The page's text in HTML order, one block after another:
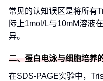
常见的认知误区是将所有
际上1mol/L与10mM溶液
异。
二、蛋白电泳与细胞培养
在SDS-PAGE实验中，